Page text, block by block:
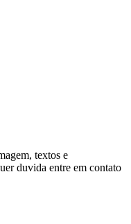
textos e
duvida entre em contato